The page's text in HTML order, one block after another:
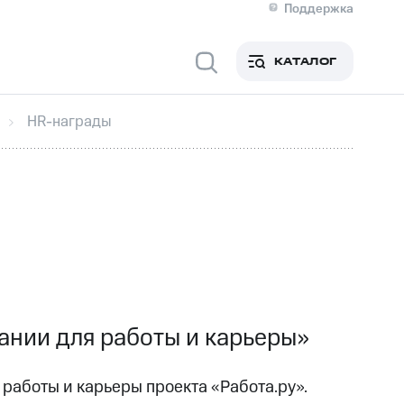
Поддержка
Медиа-центр
Новости в регионе
Инвесторам и акционерам
акционерам
и аудитРынок акций
КАТАЛОГ
HR-награды
для работы и карьеры»
и карьеры проекта «Работа.ру».